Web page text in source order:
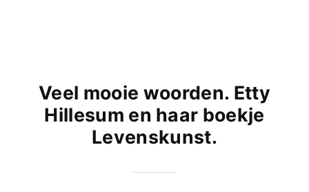
Veel mooie woorden. Etty
Hillesum en haar boekje
Levenskunst.